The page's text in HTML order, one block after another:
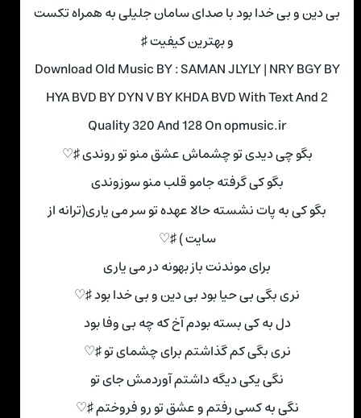
بی دین و بی خدا بود با صدای سامان جلیلی به همراه تکست
و بهترین کیفیت ♯
Download Old Music BY : SAMAN JLYLY | NRY BGY BY
HYA BVD BY DYN V BY KHDA BVD With Text And 2
Quality 320 And 128 On opmusic.ir
بگو چی دیدی تو چشماش عشق منو تو روندی ♯♡
بگو کی گرفته جامو قلب منو سوزوندی
بگو کی به پات نشسته حالا عهده تو سر می یاری(ترانه از
سایت ) ♯♡
برای موندنت باز بهونه در می یاری
نری بگی بی حیا بود بی دین و بی خدا بود ♯♡
دل به کی بسته بودم آخ که چه بی وفا بود
نری بگی کم گذاشتم برای چشمای تو ♯♡
نگی یکی دیگه داشتم آوردمش جای تو
نگی به کسی رفتم و عشق تو رو فروختم ♯♡